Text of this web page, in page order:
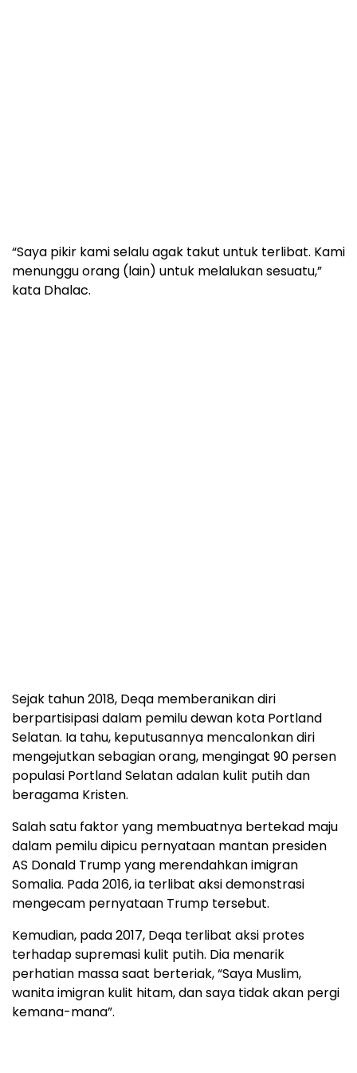
“Saya pikir kami selalu agak takut untuk terlibat. Kami
menunggu orang (lain) untuk melalukan sesuatu,”
kata Dhalac.
Sejak tahun 2018, Deqa memberanikan diri
berpartisipasi dalam pemilu dewan kota Portland
Selatan. Ia tahu, keputusannya mencalonkan diri
mengejutkan sebagian orang, mengingat 90 persen
populasi Portland Selatan adalan kulit putih dan
beragama Kristen.
Salah satu faktor yang membuatnya bertekad maju
dalam pemilu dipicu pernyataan mantan presiden
AS Donald Trump yang merendahkan imigran
Somalia. Pada 2016, ia terlibat aksi demonstrasi
mengecam pernyataan Trump tersebut.
Kemudian, pada 2017, Deqa terlibat aksi protes
terhadap supremasi kulit putih. Dia menarik
perhatian massa saat berteriak, “Saya Muslim,
wanita imigran kulit hitam, dan saya tidak akan pergi
kemana-mana”.